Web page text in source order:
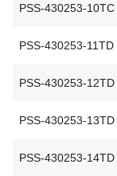
PSS-430253-10TC
PSS-430253-11TD
PSS-430253-12TD
PSS-430253-13TD
PSS-430253-14TD